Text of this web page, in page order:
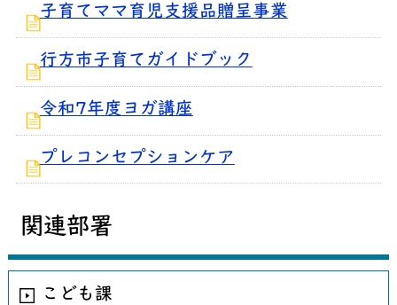
子育てママ育児支援品贈呈事業
行方市子育てガイドブック
令和7年度ヨガ講座
プレコンセプションケア
関連部署
こども課